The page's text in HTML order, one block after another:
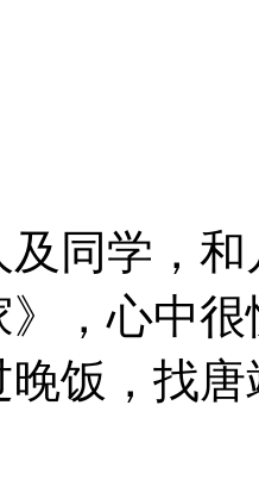
同学，
，心中
饭，找